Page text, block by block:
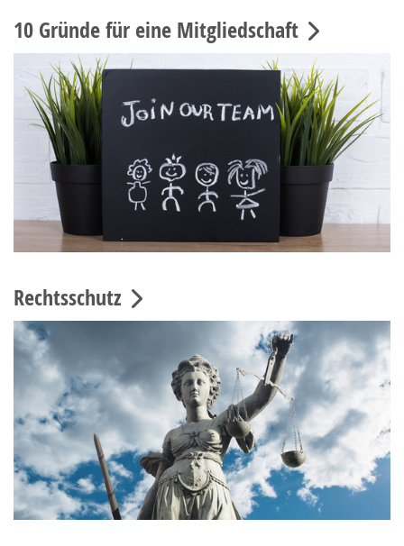
10 Gründe für eine Mitgliedschaft
Rechtsschutz